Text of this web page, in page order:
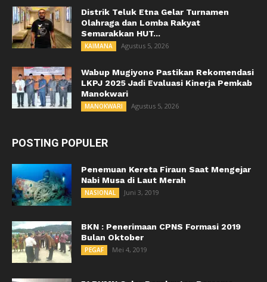
Distrik Teluk Etna Gelar Turnamen
Olahraga dan Lomba Rakyat
Semarakkan HUT...
KAIMANA Agustus 5, 2026
Wabup Mugiyono Pastikan Rekomendasi
LKPJ 2025 Jadi Evaluasi Kinerja Pemkab
Manokwari
MANOKWARI Agustus 5, 2026
POSTING POPULER
Penemuan Kereta Firaun Saat Mengejar
Nabi Musa di Laut Merah
NASIONAL Juni 3, 2019
BKN : Penerimaan CPNS Formasi 2019
Bulan Oktober
PEGAF Mei 4, 2019